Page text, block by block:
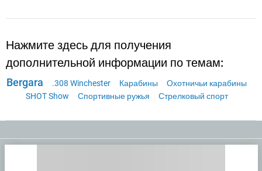
Нажмите здесь для получения
дополнительной информации по темам:
Bergara .308 Winchester Карабины
Охотничьи карабины
SHOT Show
Спортивные ружья Стрелковый спорт